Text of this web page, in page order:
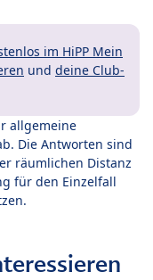
im HiPP Mein
und deine Club-
allgemeine
Die Antworten sind
räumlichen Distanz
für den Einzelfall